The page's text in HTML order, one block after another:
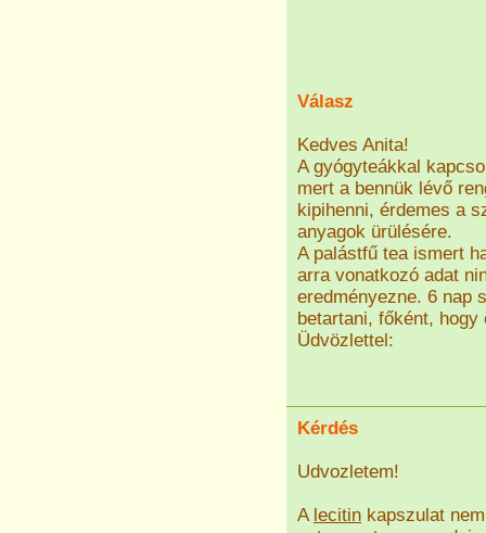
Válasz
Kedves Anita!
A gyógyteákkal
mert a bennük lévő
kipihenni, érdemes a
anyagok ürülésére.
A palástfű tea ismert
arra vonatkozó adat
eredményezne. 6 nap
betartani, főként,
Üdvözlettel:
Kérdés
Udvozletem!
A lecitin kapszulat